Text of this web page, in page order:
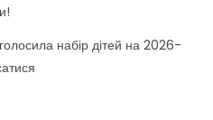
набір дітей на 2026-